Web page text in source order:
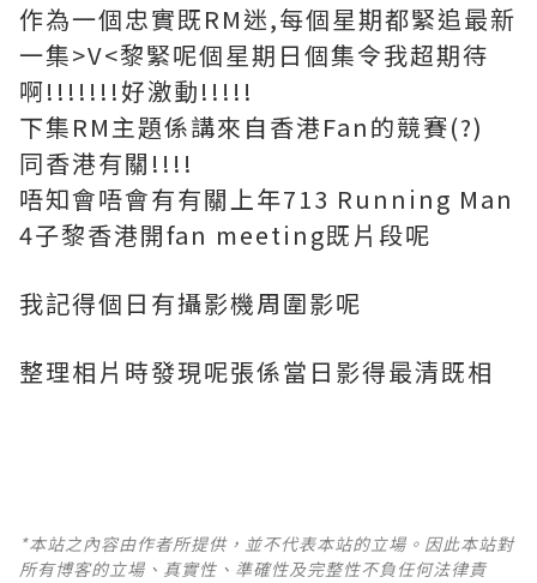
作為一個忠實既RM迷,每個星期都緊追最新
一集>V<黎緊呢個星期日個集令我超期待
啊!!!!!!!好激動!!!!!
下集RM主題係講來自香港Fan的競賽(?)
同香港有關!!!!
唔知會唔會有有關上年713 Running Man
4子黎香港開fan meeting既片段呢
我記得個日有攝影機周圍影呢
整理相片時發現呢張係當日影得最清既相
*本站之內容由作者所提供，並不代表本站的立場。因此本站對
所有博客的立場、真實性、準確性及完整性不負任何法律責